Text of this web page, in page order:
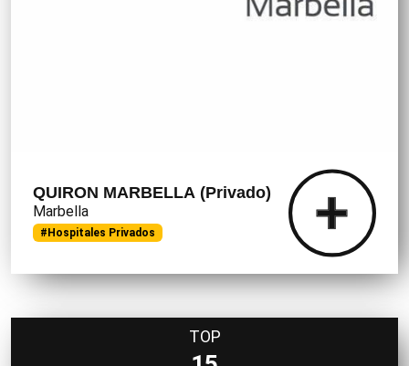
QUIRON MARBELLA (Privado)
Marbella
#Hospitales Privados
TOP